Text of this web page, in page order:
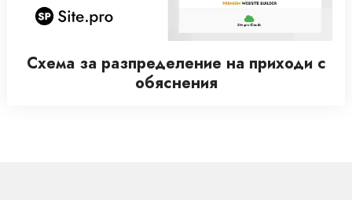
Схема за разпределение на приходи с
обяснения